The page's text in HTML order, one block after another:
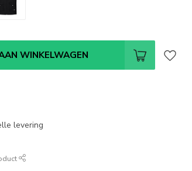
WINKELWAGEN
levering